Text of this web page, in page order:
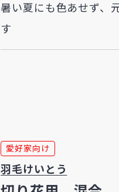
暑い夏にも色あせず、
す
愛好家向け
羽毛けいとう